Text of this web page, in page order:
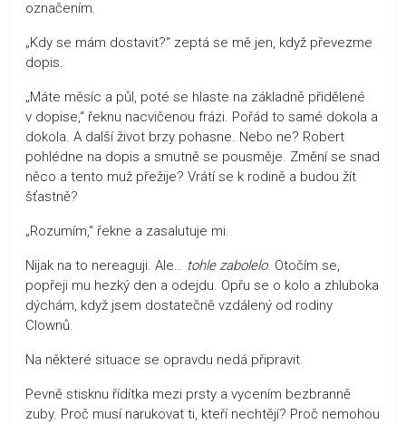
označením.
„Kdy se mám dostavit?“ zeptá se mě jen, když převezme
dopis.
„Máte měsíc a půl, poté se hlaste na základně přidělené
v dopise,“ řeknu nacvičenou frázi. Pořád to samé dokola a
dokola. A další život brzy pohasne. Nebo ne? Robert
pohlédne na dopis a smutně se pousměje. Změní se snad
něco a tento muž přežije? Vrátí se k rodině a budou žít
šťastně?
„Rozumím,“ řekne a zasalutuje mi.
Nijak na to nereaguji. Ale… tohle zabolelo. Otočím se,
popřeji mu hezký den a odejdu. Opřu se o kolo a zhluboka
dýchám, když jsem dostatečně vzdálený od rodiny
Clownů.
Na některé situace se opravdu nedá připravit.
Pevně stisknu řídítka mezi prsty a vycením bezbranně
zuby. Proč musí narukovat ti, kteří nechtějí? Proč nemohou